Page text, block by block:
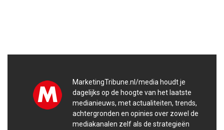
MarketingTribune.nl/media houdt je
dagelijks op de hoogte van het laatste
medianieuws, met actualiteiten, trends,
achtergronden en opinies over zowel de
mediakanalen zelf als de strategieën